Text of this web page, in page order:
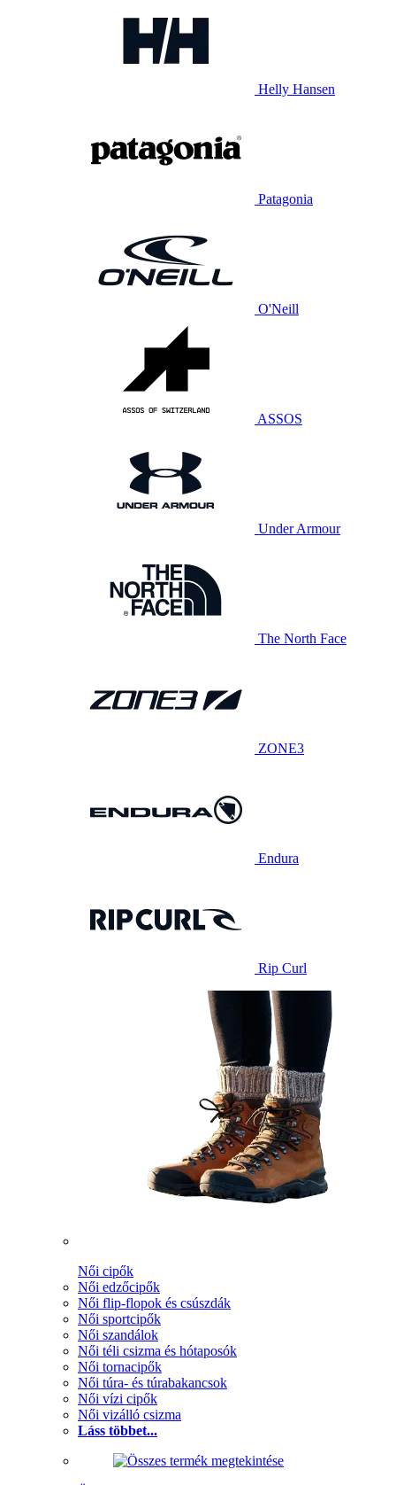
Helly Hansen
Patagonia
O'Neill
ASSOS
Under Armour
The North Face
ZONE3
Endura
Rip Curl
Női cipők
Női edzőcipők
Női flip-flopok és csúszdák
Női sportcipők
Női szandálok
Női téli csizma és hótaposók
Női tornacipők
Női túra- és túrabakancsok
Női vízi cipők
Női vizálló csizma
Láss többet...